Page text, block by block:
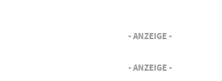
- ANZEIGE -
- ANZEIGE -